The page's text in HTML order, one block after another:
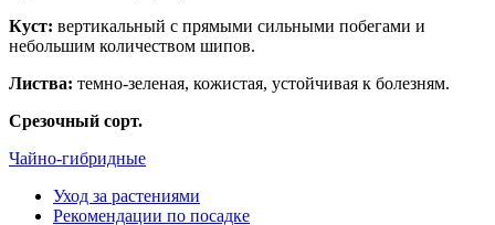
Куст: вертикальный с прямыми сильными побегами и
небольшим количеством шипов.
Листва: темно-зеленая, кожистая, устойчивая к болезням.
Срезочный сорт.
Чайно-гибридные
Уход за растениями
Рекомендации по посадке